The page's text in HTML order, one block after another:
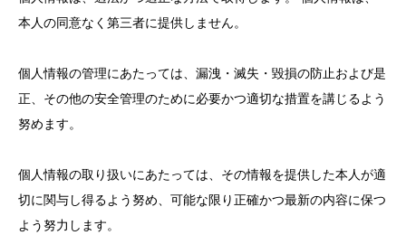
本人の同意なく第三者に提供しません。
個人情報の管理にあたっては、漏洩・滅失・毀損の防止および是
正、その他の安全管理のために必要かつ適切な措置を講じるよう
努めます。
個人情報の取り扱いにあたっては、その情報を提供した本人が適
切に関与し得るよう努め、可能な限り正確かつ最新の内容に保つ
よう努力します。